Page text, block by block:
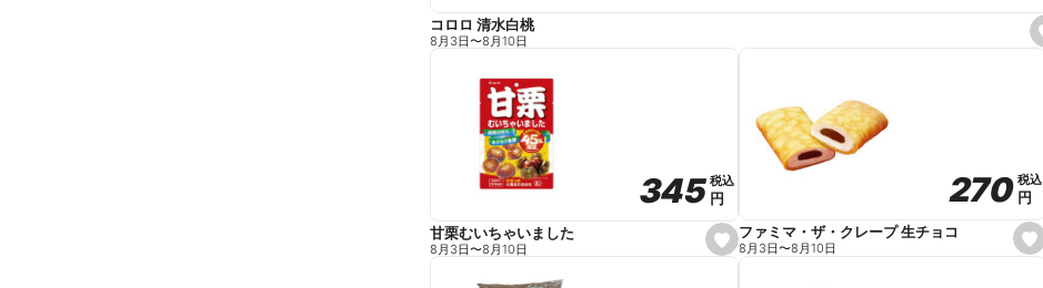
コロロ 清水白桃
8月3日〜8月10日
s
e
345
345税込
税込
円
円
甘栗むいちゃいました
8月3日〜8月10日
s
e
270
270 税込
税込
円
円
ファミマ・ザ・クレープ 生チョコ
8月3日〜8月10日